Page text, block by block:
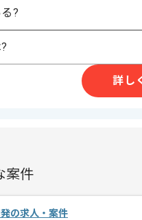
日
?
詳し
案件
の求人・案件